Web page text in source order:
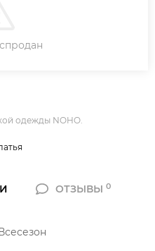
одежды NOHO.
ОТЗЫВЫ0